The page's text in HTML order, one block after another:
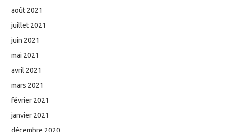
août 2021
juillet 2021
juin 2021
mai 2021
avril 2021
mars 2021
février 2021
janvier 2021
décembre 2020